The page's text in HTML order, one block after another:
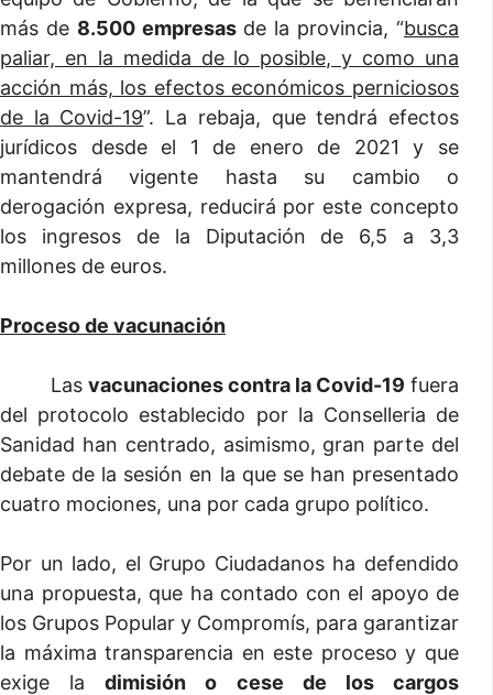
más de 8.500 empresasde la provincia, “busca
paliar, en la medida de lo posible, y como una
acción más, los efectos económicos perniciosos
de la Covid-19”. La rebaja, que tendrá efectos
jurídicos desde el 1 de enero de 2021 y se
mantendrá vigente hasta su cambio o
derogación expresa, reducirá por este concepto
los ingresos de la Diputación de 6,5 a 3,3
millones de euros.
Proceso de vacunación
Las vacunaciones contra la Covid-19 fuera
del protocolo establecido por la Conselleria de
Sanidad han centrado, asimismo, gran parte del
debate de la sesión en la que se han presentado
cuatro mociones, una por cada grupo político.
Por un lado, el Grupo Ciudadanos ha defendido
una propuesta, que ha contado con el apoyo de
los Grupos Popular y Compromís, para garantizar
la máxima transparencia en este proceso y que
exige ladimisión o cese de los cargos